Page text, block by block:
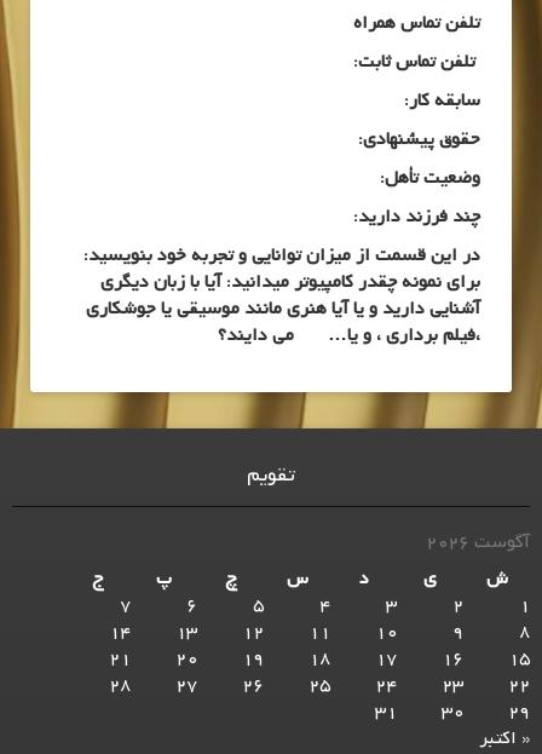
تلفن تماس همراه
تلفن تماس ثابت:
سابقه کار:
حقوق پیشنهادی:
وضعیت تأهل:
چند فرزند دارید:
در این قسمت از میزان توانایی و تجربه خود بنویسید:
برای نمونه چقدر کامپیوتر میدانید: آیا با زبان دیگری
آشنایی دارید و یا آیا هنری مانند موسیقی یا جوشکاری
،فیلم برداری ، و یا… می دایند؟
تقویم
آگوست 2026
ش
ی د س چ پ
ج
1
2
3
4
5
6
7
8
9
10
11
12
13
14
15
16
17
18
19
20
21
22
23
24
25
26
27
28
29
30
31
« اکتبر